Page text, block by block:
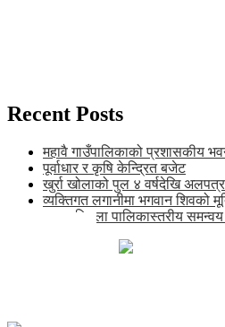
Recent Posts
महावै गाउँपालिकाको प्रशासकीय
पूर्वाधार र कृषि केन्द्रित बजेट
खुर्रा खोलाको पुल ४ वर्षदेखि अलपत्र
व्यक्तिगत लगानीमा भगवान शिवको
अन्तर जिल्ला पालिकास्तरीय